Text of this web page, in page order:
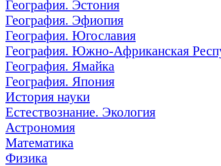
География. Эстония
География. Эфиопия
География. Югославия
География. Южно-Африканская
География. Ямайка
География. Япония
История науки
Естествознание. Экология
Астрономия
Математика
Физика